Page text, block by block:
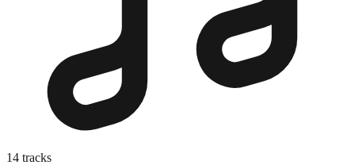
14 tracks